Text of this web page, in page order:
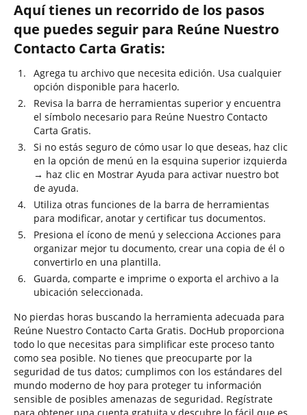
Aquí tienes un recorrido de los pasos
que puedes seguir para Reúne Nuestro
Contacto Carta Gratis:
Agrega tu archivo que necesita edición. Usa cualquier
opción disponible para hacerlo.
Revisa la barra de herramientas superior y encuentra
el símbolo necesario para Reúne Nuestro Contacto
Carta Gratis.
Si no estás seguro de cómo usar lo que deseas, haz clic
en la opción de menú en la esquina superior izquierda
→ haz clic en Mostrar Ayuda para activar nuestro bot
de ayuda.
Utiliza otras funciones de la barra de herramientas
para modificar, anotar y certificar tus documentos.
Presiona el ícono de menú y selecciona Acciones para
organizar mejor tu documento, crear una copia de él o
convertirlo en una plantilla.
Guarda, comparte e imprime o exporta el archivo a la
ubicación seleccionada.
No pierdas horas buscando la herramienta adecuada para
Reúne Nuestro Contacto Carta Gratis. DocHub proporciona
todo lo que necesitas para simplificar este proceso tanto
como sea posible. No tienes que preocuparte por la
seguridad de tus datos; cumplimos con los estándares del
mundo moderno de hoy para proteger tu información
sensible de posibles amenazas de seguridad. Regístrate